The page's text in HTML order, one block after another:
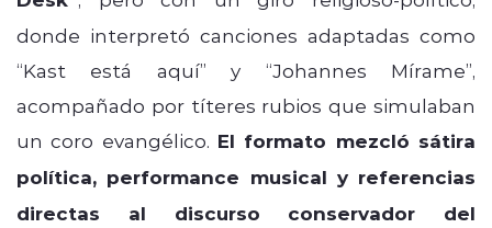
donde interpretó canciones adaptadas como
“Kast está aquí” y “Johannes Mírame”,
acompañado por títeres rubios que simulaban
un coro evangélico. El formato mezcló sátira
política, performance musical y referencias
directas al discurso conservador del